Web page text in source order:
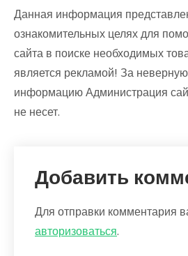
Данная информация
ознакомительных целях для
сайта в поиске необходимых
является рекламой! За
информацию Администрация
не несет.
Добавить
Для отправки комментария
авторизоваться.